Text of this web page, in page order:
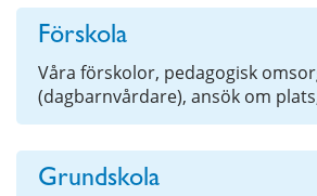
Förskola
Våra förskolor, pedagogisk
(dagbarnvårdare), ansök om
Grundskola